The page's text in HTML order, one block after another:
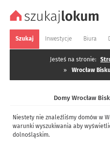
Szukaj Inwestycje Biura
Jesteś na stronie:
»
Wrocław
Domy Wrocław
Niestety nie znaleźliśmy domów w
warunki wyszukiwania aby
dolnośląskim.